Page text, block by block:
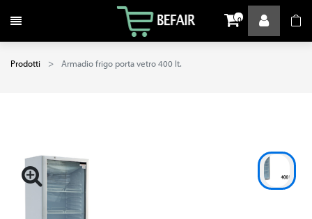
Attiva / disattiva la navigazione 0
Prodotti Armadio frigo porta vetro 400 lt.